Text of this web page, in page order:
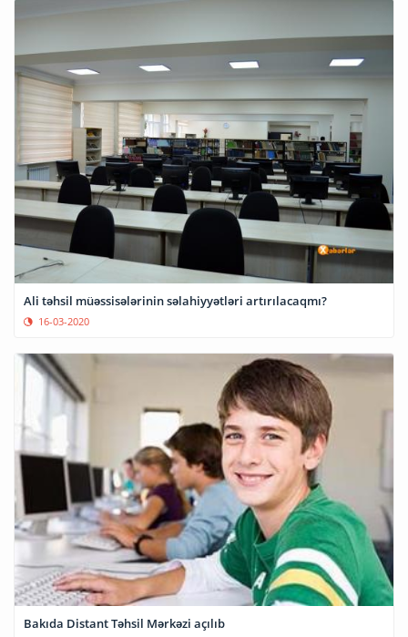
Ali təhsil müəssisələrinin səlahiyyətləri artırılacaqmı?
16-03-2020
Bakıda Distant Təhsil Mərkəzi açılıb